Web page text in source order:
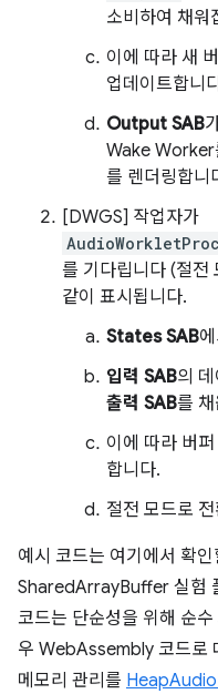
소비하여 채워
이에 따라 새
업데이트합니
Output SAB
Wake Worker
를 렌더링합니
[DWGS] 작업자가
를 기다립니다 (절전
같이 표시됩니다.
States SAB
입력 SAB의
출력 SAB를
이에 따라 버
합니다.
절전 모드로
예시 코드는 여기에서 확
SharedArrayBuffer 실험
코드는 단순성을 위해 순
우 WebAssembly 코드로
메모리 관리를